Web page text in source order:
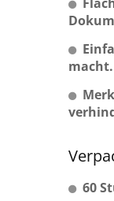
macht.
60